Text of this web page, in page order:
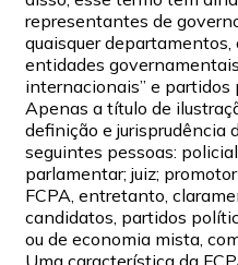
representantes de
quaisquer
entidades
internacionais” e partidos
Apenas a título de
definição e jurisprudência
seguintes pessoas:
parlamentar; juiz;
FCPA, entretanto,
candidatos, partidos
ou de economia mista,